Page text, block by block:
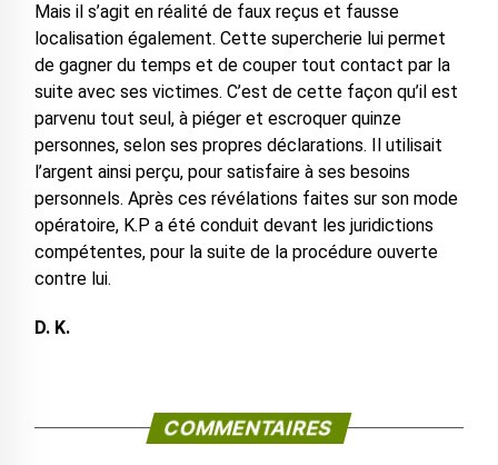
Mais il s’agit en réalité de faux reçus et fausse
localisation également. Cette supercherie lui permet
de gagner du temps et de couper tout contact par la
suite avec ses victimes. C’est de cette façon qu’il est
parvenu tout seul, à piéger et escroquer quinze
personnes, selon ses propres déclarations. Il utilisait
l’argent ainsi perçu, pour satisfaire à ses besoins
personnels. Après ces révélations faites sur son mode
opératoire, K.P a été conduit devant les juridictions
compétentes, pour la suite de la procédure ouverte
contre lui.
D. K.
COMMENTAIRES